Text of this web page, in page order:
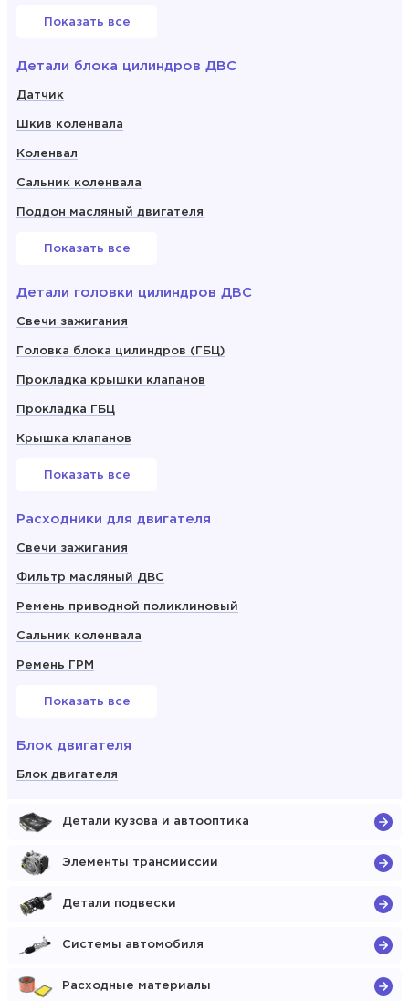
Показать все
Детали блока цилиндров ДВС
Датчик
Шкив коленвала
Коленвал
Сальник коленвала
Поддон масляный двигателя
Показать все
Детали головки цилиндров ДВС
Свечи зажигания
Головка блока цилиндров (ГБЦ)
Прокладка крышки клапанов
Прокладка ГБЦ
Крышка клапанов
Показать все
Расходники для двигателя
Свечи зажигания
Фильтр масляный ДВС
Ремень приводной поликлиновый
Сальник коленвала
Ремень ГРМ
Показать все
Блок двигателя
Блок двигателя
Детали кузова и автооптика
Элементы трансмиссии
Детали подвески
Системы автомобиля
Расходные материалы